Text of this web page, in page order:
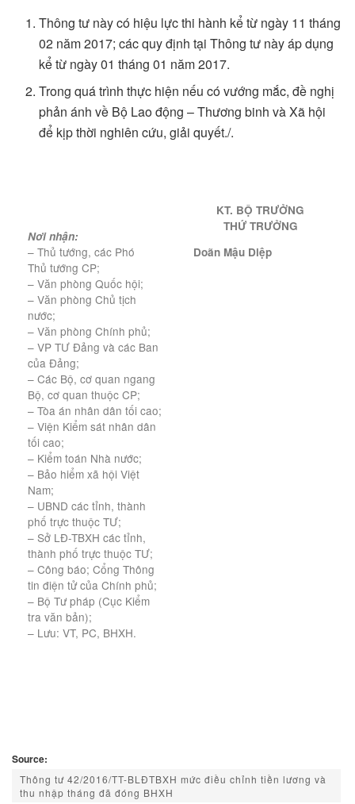
Thông tư này có hiệu lực thi hành kể từ ngày 11 tháng
02 năm 2017; các quy định tại Thông tư này áp dụng
kể từ ngày 01 tháng 01 năm 2017.
Trong quá trình thực hiện nếu có vướng mắc, đề nghị
phản ánh về Bộ Lao động – Thương binh và Xã hội
để kịp thời nghiên cứu, giải quyết./.
Nơi nhận:
– Thủ tướng, các Phó
Thủ tướng CP;
– Văn phòng Quốc hội;
– Văn phòng Chủ tịch
nước;
– Văn phòng Chính phủ;
– VP TƯ Đảng và các Ban
của Đảng;
– Các Bộ, cơ quan ngang
Bộ, cơ quan thuộc CP;
– Tòa án nhân dân tối cao;
– Viện Kiểm sát nhân dân
tối cao;
– Kiểm toán Nhà nước;
– Bảo hiểm xã hội Việt
Nam;
– UBND các tỉnh, thành
phố trực thuộc TƯ;
– Sở LĐ-TBXH các tỉnh,
thành phố trực thuộc TƯ;
– Công báo; Cổng Thông
tin điện tử của Chính phủ;
– Bộ Tư pháp (Cục Kiểm
tra văn bản);
– Lưu: VT, PC, BHXH.
KT. BỘ TRƯỞNG
THỨ TRƯỞNG
Doãn Mậu Diệp
Source:
Thông tư 42/2016/TT-BLĐTBXH mức điều chỉnh tiền lương và
thu nhập tháng đã đóng BHXH